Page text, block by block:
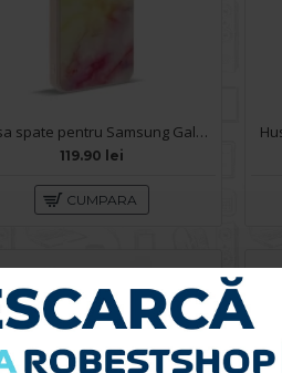
Husa spate pentru Samsung Galaxy A34 5G- Happy case
119.90 lei
CUMPARA